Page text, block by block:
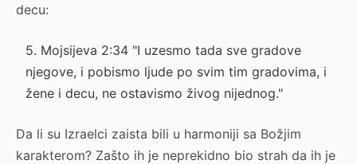
decu:
5. Mojsijeva 2:34 "I uzesmo tada sve gradove
njegove, i pobismo ljude po svim tim gradovima, i
žene i decu, ne ostavismo živog nijednog."
Da li su Izraelci zaista bili u harmoniji sa Božjim
karakterom? Zašto ih je neprekidno bio strah da ih je